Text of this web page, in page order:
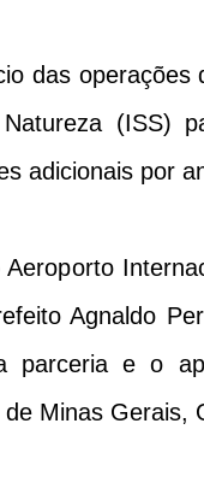
das
(ISS)
adicionais por
Agnaldo
parceria e o
Minas Gerais,